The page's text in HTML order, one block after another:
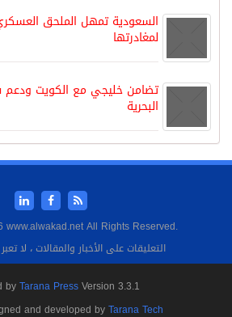
لمغادرتها
تضامن خليجي مع الكويت ودعم
البحرية
All Rights Reserved.
التعليقات على الأخبار والمقالات ، لا
byTarana PressVersion 3.3.1
and developed byTarana Tech